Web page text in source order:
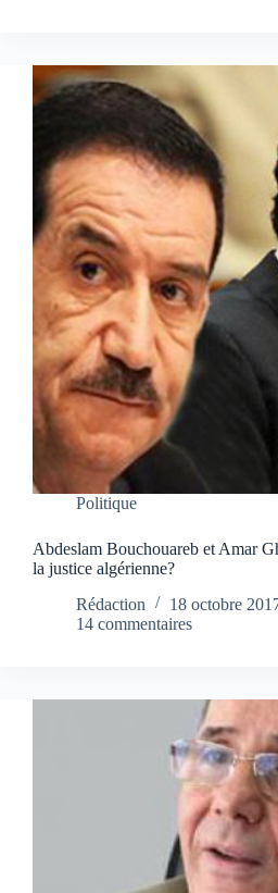
Politique
Abdeslam Bouchouareb et Amar
la justice algérienne?
Rédaction
18 octobre
14 commentaires